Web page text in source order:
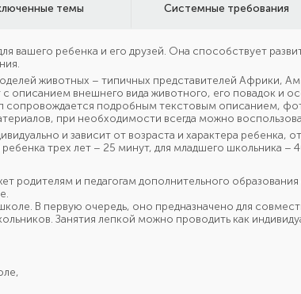
темы Системные требования
вашего ребенка и его друзей. Она способствует
животных – типичных представителей Африки,
с описанием внешнего вида животного, его повадок и
сопровождается подробным текстовым описанием,
при необходимости всегда можно
и зависит от возраста и характера
трех лет – 25 минут, для младшего школьника –
родителям и педагогам дополнительного
В первую очередь, оно предназначено для
Занятия лепкой можно проводить как